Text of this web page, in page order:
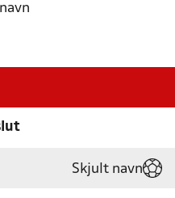
Skjult navn